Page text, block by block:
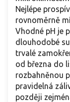
Nejlépe
rovnoměrně
Vhodné pH je
dlouhodobé
trvalé
od března do
rozbahněnou
pravidelná
později